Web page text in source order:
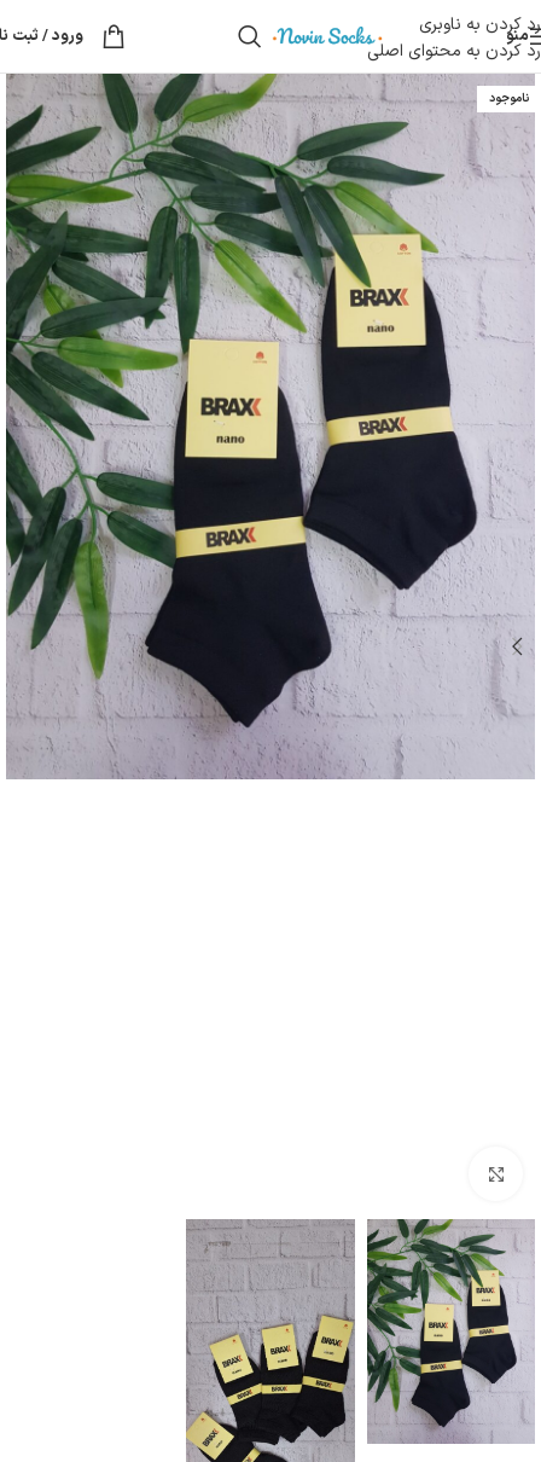
رد کردن به ناوبری
رد کردن به محتوای اصلی
منو ورود / ثبت
ناموجود